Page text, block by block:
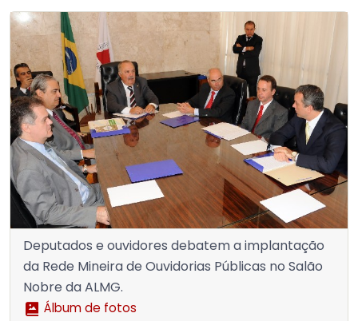
Deputados e ouvidores debatem a implantação
da Rede Mineira de Ouvidorias Públicas no Salão
Nobre da ALMG.
Álbum de fotos